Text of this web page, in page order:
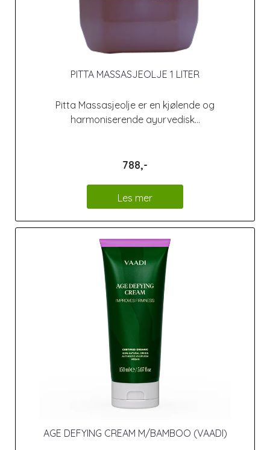
PITTA MASSASJEOLJE 1 LITER
Pitta Massasjeolje er en kjølende og
harmoniserende ayurvedisk...
788,-
Les mer
AGE DEFYING CREAM M/BAMBOO (VAADI)